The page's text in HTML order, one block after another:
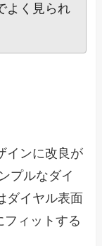
よく見られ
インに改良が
プルなダイ
ダイヤル表面
フィットする